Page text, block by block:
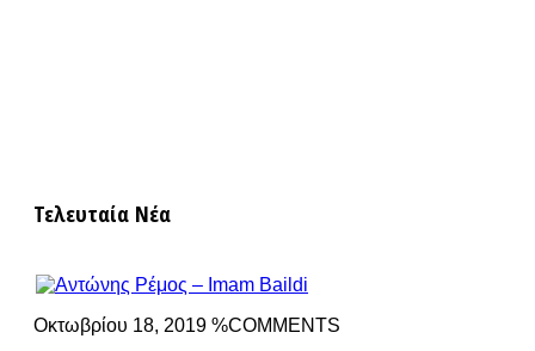
Τελευταία Νέα
Οκτωβρίου 18, 2019 %COMMENTS